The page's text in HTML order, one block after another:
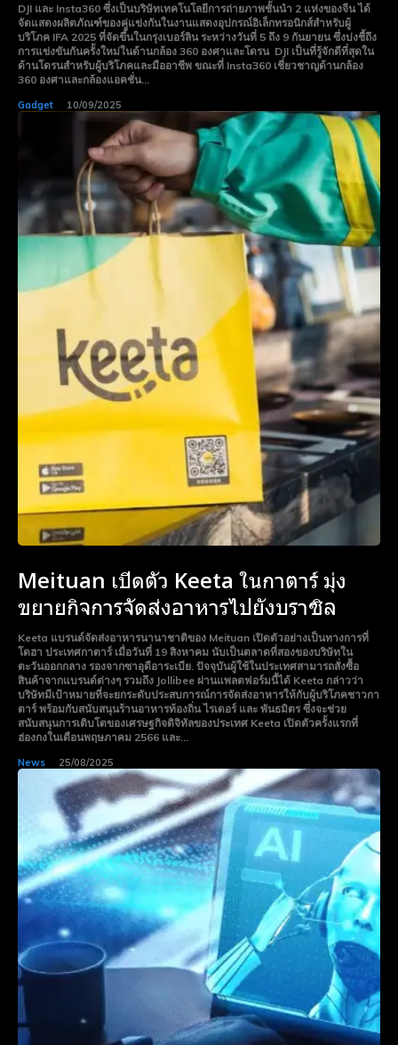
DJI และ Insta360 ซึ่งเป็นบริษัทเทคโนโลยีการถ่ายภาพชั้นนำ 2 แห่งของจีน ได้
จัดแสดงผลิตภัณฑ์ของคู่แข่งกันในงานแสดงอุปกรณ์อิเล็กทรอนิกส์สำหรับผู้
บริโภค IFA 2025 ที่จัดขึ้นในกรุงเบอร์ลิน ระหว่างวันที่ 5 ถึง 9 กันยายน ซึ่งบ่งชี้ถึง
การแข่งขันกันครั้งใหม่ในด้านกล้อง 360 องศาและโดรน DJI เป็นที่รู้จักดีที่สุดใน
ด้านโดรนสำหรับผู้บริโภคและมืออาชีพ ขณะที่ Insta360 เชี่ยวชาญด้านกล้อง
360 องศาและกล้องแอคชั่น...
Gadget 10/09/2025
Meituan เปิดตัว Keeta ในกาตาร์ มุ่ง
ขยายกิจการจัดส่งอาหารไปยังบราซิล
Keeta แบรนด์จัดส่งอาหารนานาชาติของ Meituan เปิดตัวอย่างเป็นทางการที่
โดฮา ประเทศกาตาร์ เมื่อวันที่ 19 สิงหาคม นับเป็นตลาดที่สองของบริษัทใน
ตะวันออกกลาง รองจากซาอุดีอาระเบีย. ปัจจุบันผู้ใช้ในประเทศสามารถสั่งซื้อ
สินค้าจากแบรนด์ต่างๆ รวมถึง Jollibee ผ่านแพลตฟอร์มนี้ได้ Keeta กล่าวว่า
บริษัทมีเป้าหมายที่จะยกระดับประสบการณ์การจัดส่งอาหารให้กับผู้บริโภคชาวกา
ตาร์ พร้อมกับสนับสนุนร้านอาหารท้องถิ่น ไรเดอร์ และ พันธมิตร ซึ่งจะช่วย
สนับสนุนการเติบโตของเศรษฐกิจดิจิทัลของประเทศ Keeta เปิดตัวครั้งแรกที่
ฮ่องกงในเดือนพฤษภาคม 2566 และ...
News 25/08/2025